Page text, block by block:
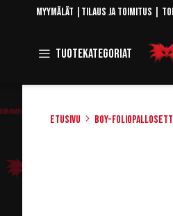
Skip
Myymälät Tilaus ja toimitus |
Tuotekategoriat Toggle
Navigation
Etusivu BOY-